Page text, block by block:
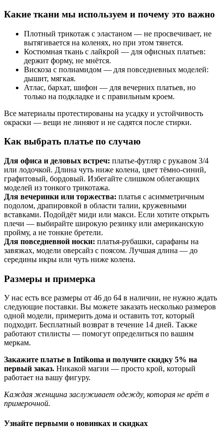
Какие ткани мы используем и почему это важно
Плотный трикотаж с эластаном — не просвечивает, не
вытягивается на коленях, но при этом тянется.
Костюмная ткань с лайкрой — для офисных платьев:
держит форму, не мнётся.
Вискоза с полиамидом — для повседневных моделей:
дышит, мягкая.
Атлас, бархат, шифон — для вечерних платьев, но
только на подкладке и с правильным кроем.
Все материалы протестированы на усадку и устойчивость
окраски — вещи не линяют и не садятся после стирки.
Как выбрать платье по случаю
Для офиса и деловых встреч: платье-футляр с рукавом 3/4
или лодочкой. Длина чуть ниже колена, цвет тёмно-синий,
графитовый, бордовый. Избегайте слишком облегающих
моделей из тонкого трикотажа.
Для вечеринки или торжества: платья с асимметричным
подолом, драпировкой в области талии, кружевными
вставками. Подойдёт миди или макси. Если хотите открыть
плечи — выбирайте широкую резинку или американскую
пройму, а не тонкие бретели.
Для повседневной носки: платья-рубашки, сарафаны на
завязках, модели оверсайз с поясом. Лучшая длина — до
середины икры или чуть ниже колена.
Размеры и примерка
У нас есть все размеры от 46 до 64 в наличии, не нужно ждать
следующие поставки. Вы можете заказать несколько размеров
одной модели, примерить дома и оставить тот, который
подходит. Бесплатный возврат в течение 14 дней. Также
работают стилисты — помогут определиться по вашим
меркам.
Закажите платье в Intikoma и получите скидку 5% на
первый заказ. Никакой магии — просто крой, который
работает на вашу фигуру.
Каждая женщина заслуживает одежду, которая не врёт в
примерочной.
Узнайте первыми о новинках и скидках